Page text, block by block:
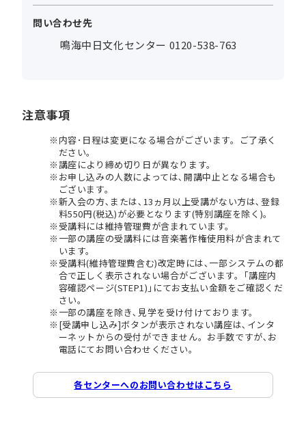
問い合わせ先
鳴海中日文化センター 0120-538-763
注意事項
内容･日程は変更になる場合がございます。ご了承く
ださい。
講座により締め切り日が異なります。
お申し込みの人数によっては､開講中止となる場合も
ございます。
新入会の方､または､13ヵ月以上受講がない方は､登録
料550円(税込)が必要となります(特別講座を除く)。
受講料には維持管理費が含まれています。
一部の講座の受講料には音楽著作権使用料が含まれて
います。
受講料(維持管理費含む)改定時には､一部システムの都
合で正しく表示されない場合がございます。｢講座内
容確認ページ(STEP1)｣にてお支払い金額をご確認くだ
さい。
一部の講座を除き､見学を受け付けております。
[受講申し込み]ボタンが表示されない講座は､インタ
ーネットからの受付ができません。お手数ですが､お
電話にてお問い合わせください。
各センターへのお問い合わせはこちら